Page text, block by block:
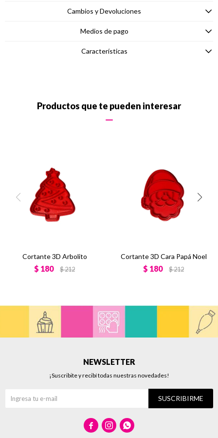
Cambios y Devoluciones
Medios de pago
Características
Productos que te pueden interesar
Cortante 3D Arbolito
$ 180 $212
Cortante 3D Cara Papá Noel
$ 180 $212
NEWSLETTER
¡Suscribite y recibí todas nuestras novedades!
SUSCRIBIRME
  